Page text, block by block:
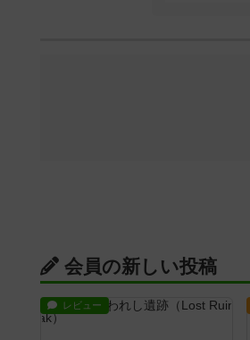
会員の新しい投稿
レビュー